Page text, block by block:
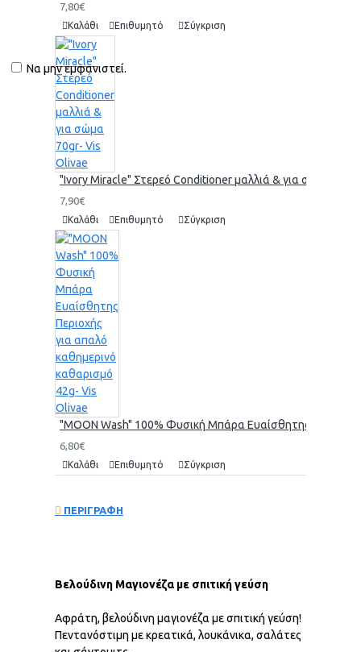
Να μην εμφανιστεί.
7,80€
Καλάθι Επιθυμητό Σύγκριση
"Ivory Miracle" Στερεό Conditioner μαλλιά & για σώμα
7,90€
Καλάθι Επιθυμητό Σύγκριση
"MOON Wash" 100% Φυσική Μπάρα Ευαίσθητης
6,80€
Καλάθι Επιθυμητό Σύγκριση
ΠΕΡΙΓΡΑΦΗ
Βελούδινη Μαγιονέζα με σπιτική γεύση
Αφράτη, βελούδινη μαγιονέζα με σπιτική γεύση!
Πεντανόστιμη με κρεατικά, λουκάνικα, σαλάτες